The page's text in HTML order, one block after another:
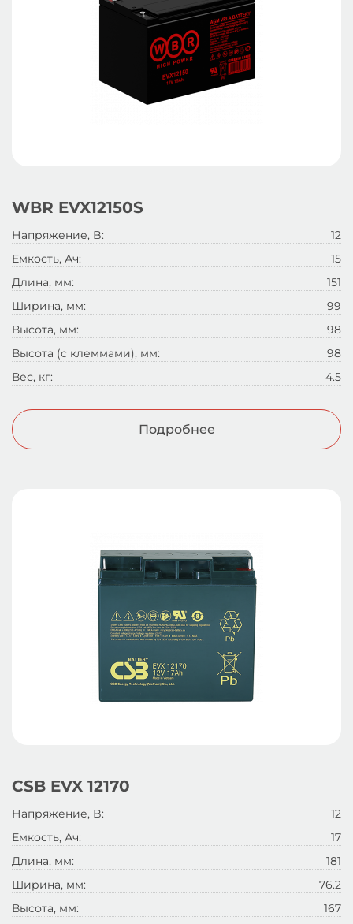
WBR EVX12150S
Напряжение, B:
12
Емкость, Ач:
15
Длина, мм:
151
Ширина, мм:
99
Высота, мм:
98
Высота (с клеммами), мм:
98
Вес, кг:
4.5
Подробнее
CSB EVX 12170
Напряжение, B:
12
Емкость, Ач:
17
Длина, мм:
181
Ширина, мм:
76.2
Высота, мм:
167